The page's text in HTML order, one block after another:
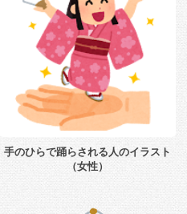
手のひらで踊らされる人のイラスト
（女性）